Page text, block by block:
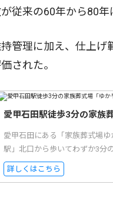
従来の60年から80
管理に加え、仕上げ
された。
愛甲石田駅徒歩3分の家族
愛甲石田にある「家族葬式場
駅」北口から歩いてわずか3分
詳しくはこちら